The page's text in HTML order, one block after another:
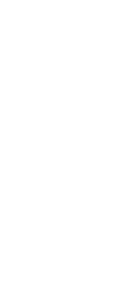
マも安心。
たりのインテリアア
が広がる『Jouet（
描かれたデザイン
いっぱいのアイテム
っとした肌ざわりで
よい厚みでふんわ
ので、お子さまが
できるから、お手入
にも対応している
けで、明るく楽し